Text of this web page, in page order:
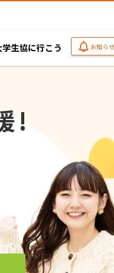
学生協に行こう お知らせ
!